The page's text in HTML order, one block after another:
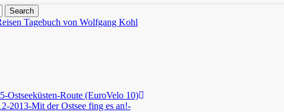
Search
Ostseeküsten-Route (EuroVelo 10)
2013-Mit der Ostsee fing es an!-